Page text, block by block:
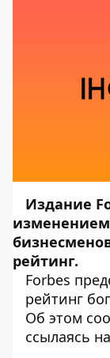
Издание
рейтинг.
Forbes
рейтинг
Об этом
ссылаясь на